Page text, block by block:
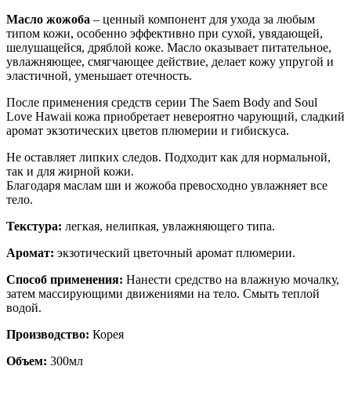
Масло жожоба – ценный компонент для ухода за любым
типом кожи, особенно эффективно при сухой, увядающей,
шелушащейся, дряблой коже. Масло оказывает питательное,
увлажняющее, смягчающее действие, делает кожу упругой и
эластичной, уменьшает отечность.
После применения средств серии The Saem Body and Soul
Love Hawaii кожа приобретает невероятно чарующий, сладкий
аромат экзотических цветов плюмерии и гибискуса.
Не оставляет липких следов. Подходит как для нормальной,
так и для жирной кожи.
Благодаря маслам ши и жожоба превосходно увлажняет все
тело.
Текстура: легкая, нелипкая, увлажняющего типа.
Аромат: экзотический цветочный аромат плюмерии.
Способ применения: Нанести средство на влажную мочалку,
затем массирующими движениями на тело. Смыть теплой
водой.
Производство: Корея
Объем: 300мл